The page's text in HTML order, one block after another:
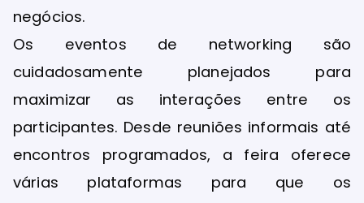
negócios.
Os eventos de networking são
cuidadosamente planejados para
maximizar as interações entre os
participantes. Desde reuniões informais até
encontros programados, a feira oferece
várias plataformas para que os